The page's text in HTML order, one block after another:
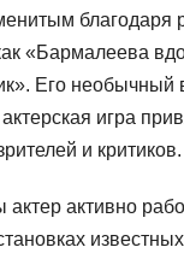
благодаря
«Бармалеева
Его необычный
игра
и критиков.
актер активно